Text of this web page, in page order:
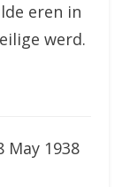
eren in
werd.
May 1938